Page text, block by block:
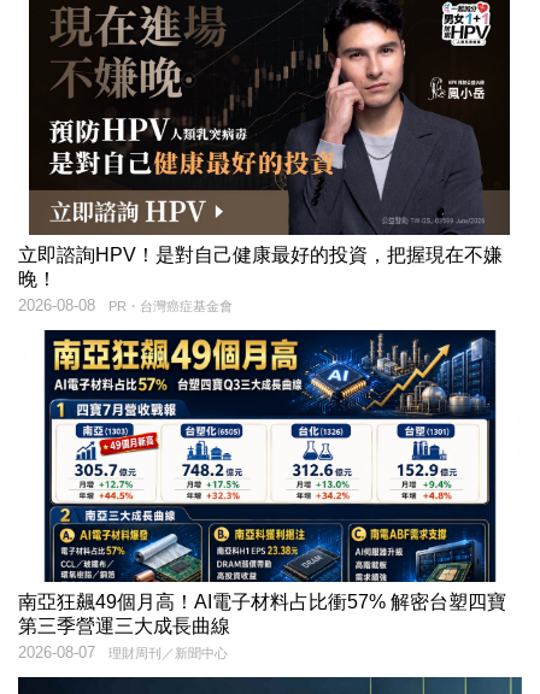
立即諮詢HPV！是對自己健康最好的投資，把握現在不嫌
晚！
PR・台灣癌症基金會
2026-08-08
南亞狂飆49個月高！AI電子材料占比衝57% 解密台塑四寶
第三季營運三大成長曲線
理財周刊／新聞中心
2026-08-07